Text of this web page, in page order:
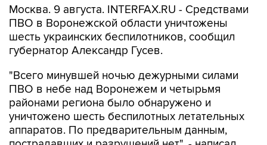
Москва. 9 августа. INTERFAX.RU - Средствами
ПВО в Воронежской области уничтожены
шесть украинских беспилотников, сообщил
губернатор Александр Гусев.
"Всего минувшей ночью дежурными силами
ПВО в небе над Воронежем и четырьмя
районами региона было обнаружено и
уничтожено шесть беспилотных летательных
аппаратов. По предварительным данным,